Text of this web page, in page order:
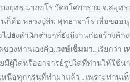
งยุทธ นาถกโร วัดอโศการาม จ.สมุท
นก็คือ หลวงปู่สิม พุทธาจาโร เพื่อขอ
ปยังสำนักต่างๆที่ยังมีงานก่อสร้างค้
องท่านเองคือ..วงษ์เข็มมา.. เรียกว่า เ
ผู้ใดหรืออาจารย์รูปใดที่ท่านให้ใช้น
นือทุกๆรุ่นที่ทำมาแล้ว .. เพราะท่าน